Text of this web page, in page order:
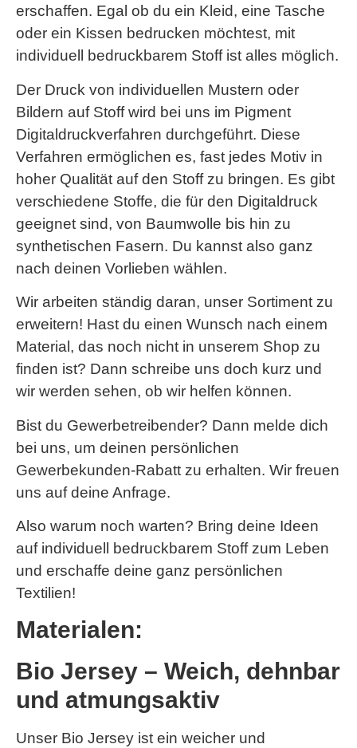
erschaffen. Egal ob du ein Kleid, eine Tasche
oder ein Kissen bedrucken möchtest, mit
individuell bedruckbarem Stoff ist alles möglich.
Der Druck von individuellen Mustern oder
Bildern auf Stoff wird bei uns im Pigment
Digitaldruckverfahren durchgeführt. Diese
Verfahren ermöglichen es, fast jedes Motiv in
hoher Qualität auf den Stoff zu bringen. Es gibt
verschiedene Stoffe, die für den Digitaldruck
geeignet sind, von Baumwolle bis hin zu
synthetischen Fasern. Du kannst also ganz
nach deinen Vorlieben wählen.
Wir arbeiten ständig daran, unser Sortiment zu
erweitern! Hast du einen Wunsch nach einem
Material, das noch nicht in unserem Shop zu
finden ist? Dann schreibe uns doch kurz und
wir werden sehen, ob wir helfen können.
Bist du Gewerbetreibender? Dann melde dich
bei uns, um deinen persönlichen
Gewerbekunden-Rabatt zu erhalten. Wir freuen
uns auf deine Anfrage.
Also warum noch warten? Bring deine Ideen
auf individuell bedruckbarem Stoff zum Leben
und erschaffe deine ganz persönlichen
Textilien!
Materialen:
Bio Jersey – Weich, dehnbar
und atmungsaktiv
Unser Bio Jersey ist ein weicher und